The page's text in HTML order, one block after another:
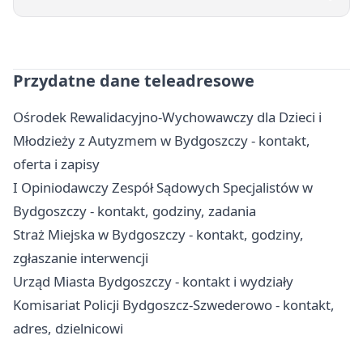
Przydatne dane teleadresowe
Ośrodek Rewalidacyjno-Wychowawczy dla Dzieci i
Młodzieży z Autyzmem w Bydgoszczy - kontakt,
oferta i zapisy
I Opiniodawczy Zespół Sądowych Specjalistów w
Bydgoszczy - kontakt, godziny, zadania
Straż Miejska w Bydgoszczy - kontakt, godziny,
zgłaszanie interwencji
Urząd Miasta Bydgoszczy - kontakt i wydziały
Komisariat Policji Bydgoszcz-Szwederowo - kontakt,
adres, dzielnicowi